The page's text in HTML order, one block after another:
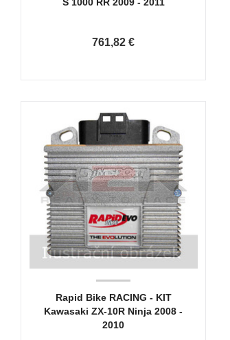
S 1000 RR 2009 - 2011
761,82 €
Rapid Bike RACING - KIT
Kawasaki ZX-10R Ninja 2008 -
2010